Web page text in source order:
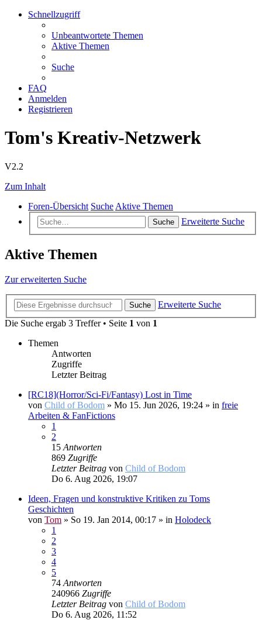
Schnellzugriff
Unbeantwortete Themen
Aktive Themen
Suche
FAQ
Anmelden
Registrieren
Tom's Kreativ-Netzwerk
V2.2
Zum Inhalt
Foren-Übersicht Suche Aktive Themen
Suche Erweiterte Suche
Aktive Themen
Zur erweiterten Suche
Suche
Erweiterte Suche
Die Suche ergab 3 Treffer • Seite 1 von 1
Themen
Antworten
Zugriffe
Letzter Beitrag
[RC18](Horror/Sci-Fi/Fantasy) Lost in Time
von Child of Bodom » Mo 15. Jun 2026, 19:24 » in freie
Arbeiten & FanFictions
1
2
15 Antworten
869 Zugriffe
Letzter Beitrag von Child of Bodom
Do 6. Aug 2026, 19:07
Ideen, Fragen und konstruktive Kritiken zu Toms
Geschichten
von Tom » So 19. Jan 2014, 00:17 » in Holodeck
1
2
3
4
5
74 Antworten
240966 Zugriffe
Letzter Beitrag von Child of Bodom
Do 6. Aug 2026, 11:52